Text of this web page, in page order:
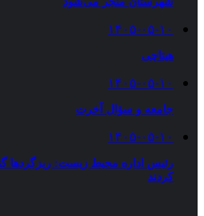
۱۴۰۵-۰۵-۱۰
هیتاچی
۱۴۰۵-۰۵-۱۰
جامعه و سؤال آخرت
۱۴۰۵-۰۵-۱۰
کردند